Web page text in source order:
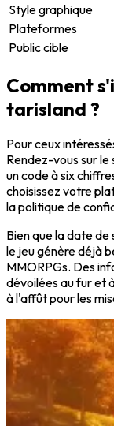
Style graphique
Plateformes
Public cible
Comment
tarisland ?
Pour ceux
Rendez-vous sur
un code à six
choisissez votre
la politique de
Bien que ladate de
le jeu génère déjà
MMORPGs. Des
dévoilées au fur et
à l'affût pour les